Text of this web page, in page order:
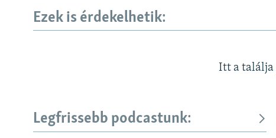
Ezek is érdekelhetik:
Itt a találja
Legfrissebb podcastunk: